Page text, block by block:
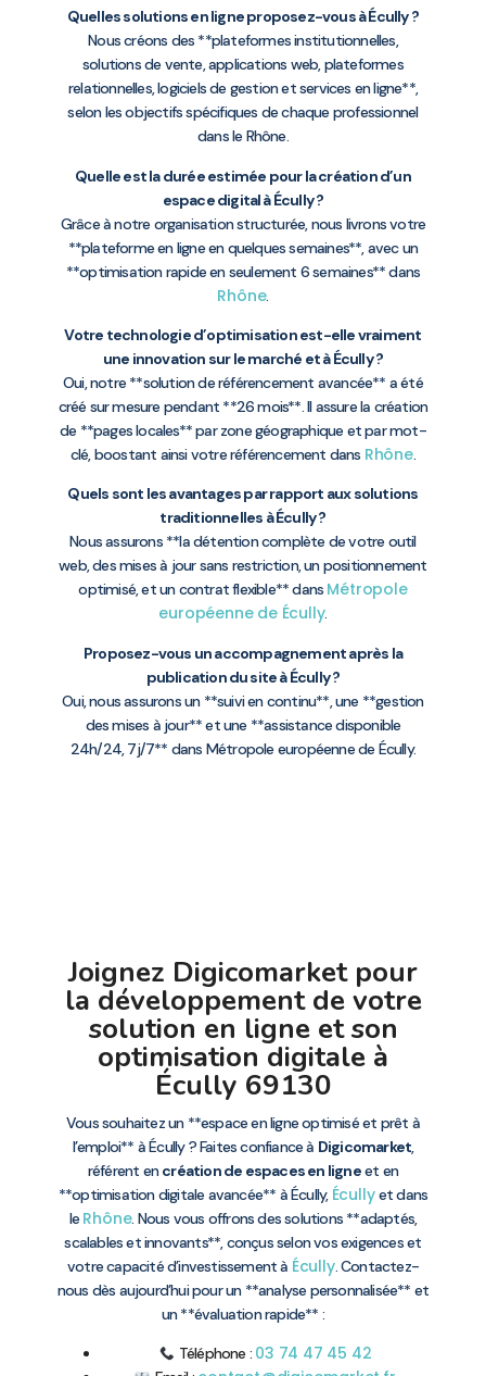
Quelles solutions en ligne proposez-vous à Écully ?
Nous créons des **plateformes institutionnelles,
solutions de vente, applications web, plateformes
relationnelles, logiciels de gestion et services en ligne**,
selon les objectifs spécifiques de chaque professionnel
dans le Rhône.
Quelle est la durée estimée pour la création d’un
espace digital à Écully ?
Grâce à notre organisation structurée, nous livrons votre
**plateforme en ligne en quelques semaines**, avec un
**optimisation rapide en seulement 6 semaines** dans
Rhône.
Votre technologie d’optimisation est-elle vraiment
une innovation sur le marché et à Écully ?
Oui, notre **solution de référencement avancée** a été
créé sur mesure pendant **26 mois**. Il assure la création
de **pages locales** par zone géographique et par mot-
clé, boostant ainsi votre référencement dans Rhône.
Quels sont les avantages par rapport aux solutions
traditionnelles à Écully ?
Nous assurons **la détention complète de votre outil
web, des mises à jour sans restriction, un positionnement
optimisé, et un contrat flexible** dans Métropole
européenne de Écully.
Proposez-vous un accompagnement après la
publication du site à Écully ?
Oui, nous assurons un **suivi en continu**, une **gestion
des mises à jour** et une **assistance disponible
24h/24, 7j/7** dans Métropole européenne de Écully.
Joignez Digicomarket pour
la développement de votre
solution en ligne et son
optimisation digitale à
Écully 69130
Vous souhaitez un **espace en ligne optimisé et prêt à
l’emploi** à Écully ? Faites confiance à Digicomarket,
référent encréation de espaces en ligneet en
**optimisation digitale avancée** à Écully, Écullyet dans
le Rhône. Nous vous offrons des solutions **adaptés,
scalables et innovants**, conçus selon vos exigences et
votre capacité d’investissement à Écully. Contactez-
nous dès aujourd’hui pour un **analyse personnalisée** et
un **évaluation rapide** :
Téléphone : 03 74 47 45 42